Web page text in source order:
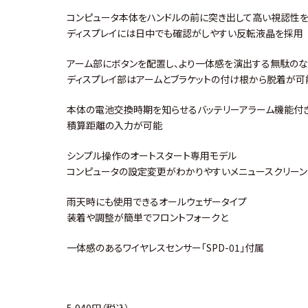
コンピュータ本体をハンドルの前に突き出して高い視認性
ディスプレイには日中でも確認がしやすい反転液晶を採用
アーム部にボタンを配置し、より一体感を演出する無駄の
ディスプレイ部はアームとブラケットの付け根から脱着が
本体の電池交換時期を知らせるバッテリーアラーム機能付
積算距離の入力が可能
シンプル操作のオートスタート専用モデル
コンピュータの設定変更がわかりやすいメニュースクリー
雨天時にも使用できるオールウェザータイプ
装着や調整が簡単でフロントフォークと
一体感のあるワイヤレスセンサー「SPD-01」付属